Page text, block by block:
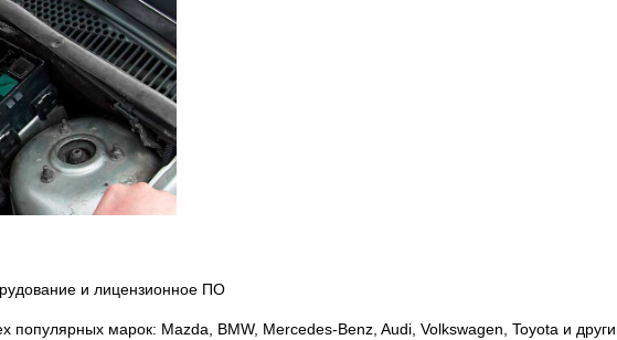
и лицензионное ПО
популярных марок: Mazda, BMW, Mercedes-Benz, Audi, Volkswagen, Toyota и